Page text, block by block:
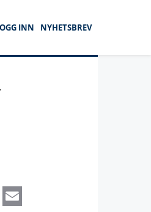
INN
NYHETSBREV
LinkedIn